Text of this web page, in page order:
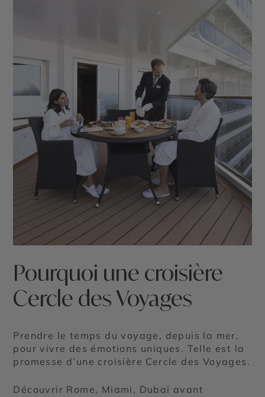
Pourquoi une croisière
Cercle des Voyages
Prendre le temps du voyage, depuis la mer,
pour vivre des émotions uniques. Telle est la
promesse d’une croisière Cercle des Voyages.
Découvrir Rome, Miami, Dubaï avant